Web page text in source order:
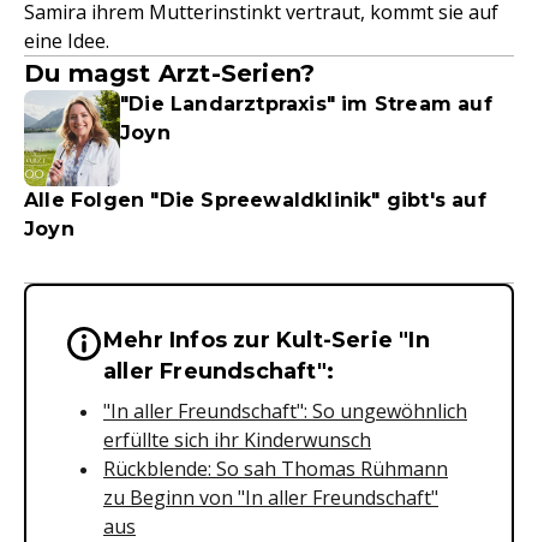
Samira ihrem Mutterinstinkt vertraut, kommt sie auf
eine Idee.
Du magst Arzt-Serien?
"Die Landarztpraxis" im Stream auf
Joyn
Alle Folgen "Die Spreewaldklinik" gibt's auf
Joyn
Wichtige Hinweise &
Mehr Infos zur Kult-Serie "In
aller Freundschaft":
"In aller Freundschaft": So ungewöhnlich
erfüllte sich ihr Kinderwunsch
Rückblende: So sah Thomas Rühmann
zu Beginn von "In aller Freundschaft"
aus